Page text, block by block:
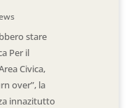
stare
Per il
Civica,
over”, la
innazitutto